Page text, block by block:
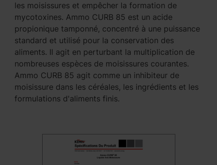
les moisissures et empêcher la formation de
mycotoxines. Ammo CURB 85 est un acide
propionique tamponné, concentré à une puissance
standard et utilisé pour la conservation des
aliments. Il agit en perturbant la multiplication de
nombreuses espèces de moisissures courantes.
Ammo CURB 85 agit comme un inhibiteur de
moisissure dans les céréales, les ingrédients et les
formulations d'aliments finis.